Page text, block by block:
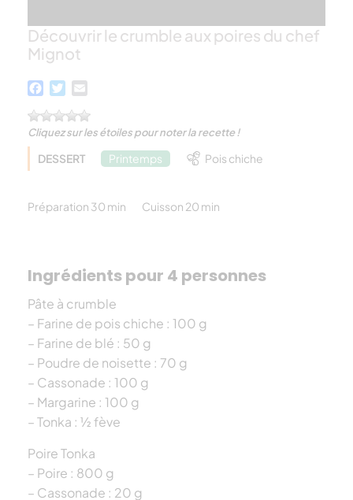
Découvrir le crumble aux poires du chef
Mignot
Facebook
Twitter
Cliquez sur les étoiles pour noter la recette !
DESSERT Printemps Pois chiche
Préparation 30 min Cuisson 20 min
Ingrédients pour 4 personnes
Pâte à crumble
– Farine de pois chiche : 100 g
– Farine de blé : 50 g
– Poudre de noisette : 70 g
– Cassonade : 100 g
– Margarine : 100 g
– Tonka : ½ fève
Poire Tonka
– Poire : 800 g
– Cassonade : 20 g